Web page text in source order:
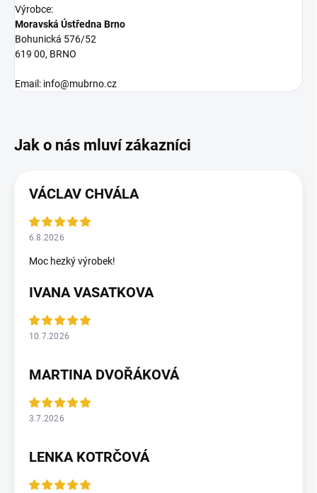
Výrobce:
Moravská Ústředna Brno
Bohunická 576/52
619 00, BRNO
Email: info@mubrno.cz
VÁCLAV CHVÁLA
6.8.2026
Moc hezký výrobek!
IVANA VASATKOVA
10.7.2026
MARTINA DVOŘÁKOVÁ
3.7.2026
LENKA KOTRČOVÁ